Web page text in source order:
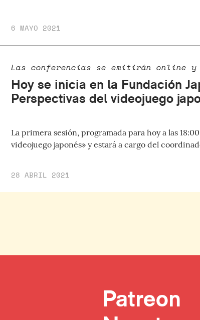
6 MAYO 2021
Las conferencias se emitirán online
Hoy se inicia en la Fundación
Perspectivas del videojuego
La primera sesión, programada para hoy a las
videojuego japonés» y estará a cargo del
28 ABRIL 2021
Patreon